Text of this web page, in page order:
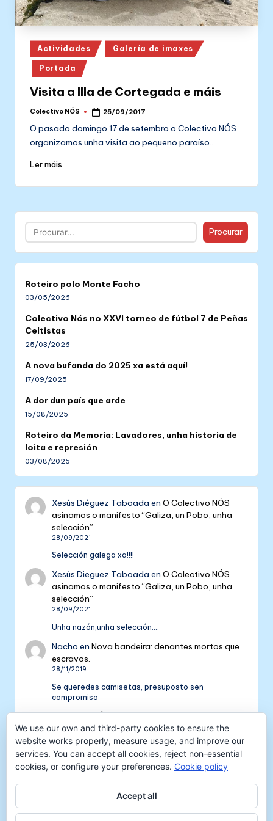
Posted
in
Actividades Galería de imaxes
Portada
Visita a Illa de Cortegada e máis
Posted
Colectivo NÓS 25/09/2017
O pasado domingo 17 de setembro o Colectivo NÓS
organizamos unha visita ao pequeno paraíso…
Ler máis
Buscar Procurar
Roteiro polo Monte Facho
03/05/2026
Colectivo Nós no XXVI torneo de fútbol 7 de Peñas
Celtistas
25/03/2026
A nova bufanda do 2025 xa está aquí!
17/09/2025
A dor dun país que arde
15/08/2025
Roteiro da Memoria: Lavadores, unha historia de
loita e represión
03/08/2025
Xesús Diéguez Taboada enO Colectivo NÓS
asinamos o manifesto “Galiza, un Pobo, unha
selección”
28/09/2021
Selección galega xa!!!!
Xesús Dieguez Taboada enO Colectivo NÓS
asinamos o manifesto “Galiza, un Pobo, unha
selección”
28/09/2021
Unha nazón,unha selección....
Nacho enNova bandeira: denantes mortos que
escravos.
28/11/2019
Se queredes camisetas, presuposto sen
compromiso
Colectivo NÓS: 5 anos de galeguismo e celtismo
| Colectivo NósenV Aniversario do Colectivo
NÓS
16/09/2018
[…] mil tempadas máis. E por iso convidámosvos a
We use our own and third-party cookies to ensure the
website works properly, measure usage, and improve our
services. You can accept all cookies, reject non-essential
cookies, or configure your preferences. Cookie policy
Accept all